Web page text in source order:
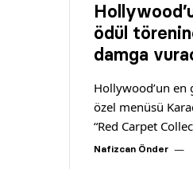
ödül
damga
Hollywood’un
özel menüsü
“Red Carpet
Nafizcan Önder